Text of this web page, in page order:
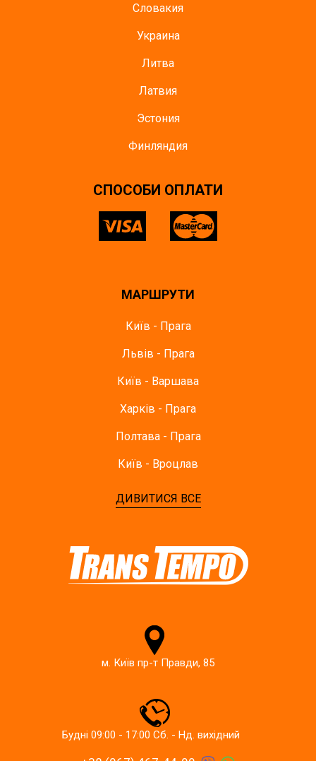
Словакия
Украина
Литва
Латвия
Эстония
Финляндия
СПОСОБИ ОПЛАТИ
МАРШРУТИ
Київ - Прага
Львів - Прага
Київ - Варшава
Харків - Прага
Полтава - Прага
Київ - Вроцлав
ДИВИТИСЯ ВСЕ
м. Київ пр-т Правди, 85
Будні 09:00 - 17:00 Сб. - Нд. вихідний